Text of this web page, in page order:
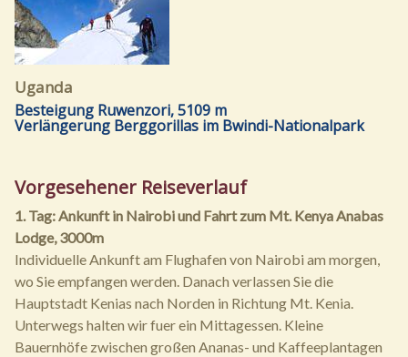
Uganda
Besteigung Ruwenzori, 5109 m
Verlängerung Berggorillas im Bwindi-Nationalpark
Vorgesehener Reiseverlauf
1. Tag: Ankunft in Nairobi und Fahrt zum Mt. Kenya Anabas
Lodge, 3000m
Individuelle Ankunft am Flughafen von Nairobi am morgen,
wo Sie empfangen werden. Danach verlassen Sie die
Hauptstadt Kenias nach Norden in Richtung Mt. Kenia.
Unterwegs halten wir fuer ein Mittagessen. Kleine
Bauernhöfe zwischen großen Ananas- und Kaffeeplantagen